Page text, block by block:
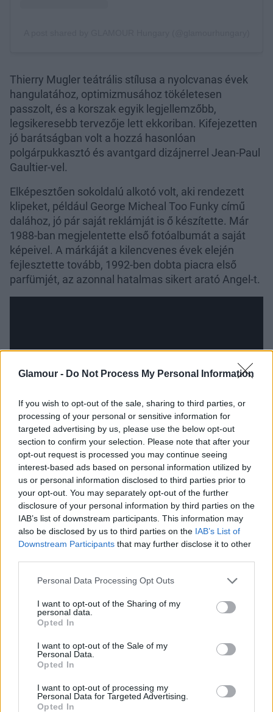
Glamour - Do Not Process My Personal Information
If you wish to opt-out of the sale, sharing to third parties, or
processing of your personal or sensitive information for
targeted advertising by us, please use the below opt-out
section to confirm your selection. Please note that after your
opt-out request is processed you may continue seeing
interest-based ads based on personal information utilized by
us or personal information disclosed to third parties prior to
your opt-out. You may separately opt-out of the further
disclosure of your personal information by third parties on the
IAB’s list of downstream participants. This information may
also be disclosed by us to third parties on the IAB’s List of
Downstream Participants that may further disclose it to other
Please note that this website/app uses one or more Google
not limited to your visit or usage behaviour. You may click to
grant or deny consent to Google and its third-party tags to
use your data for below specified purposes in below Google
consent section.
Personal Data Processing Opt Outs
I want to opt-out of the Sharing of my
personal data.
Opted In
I want to opt-out of the Sale of my
Personal Data.
Opted In
I want to opt-out of processing my
Personal Data for Targeted Advertising.
Opted In
Thierry Mugler teátrális stílusa a nyolcvanas évek
hangulatához, optimizmusához tökéletesen
passzolt, és a korszak egyik legjellemzőbb,
legsikeresebb tervezője lett ekkoriban. Kifejezetten
jó barátságban volt a hozzá hasonlóan
polgárpukkasztó és avantgard dizájnerrel Jean-Paul
Gaultier-vel.
Elképesztően sokoldalú alkotó volt, aki rendezett
klipeket, például George Micheal Too Funky című
dalához, jó pár saját reklámját is ő készítette. Már
1988-ban megjelentette első fotóalbumát a saját
képeivel. A márkáját a kilencvenes évek elején
fejlesztette tovább, 1992-ben dobta piacra első
parfümjét, az azonnal hatalmas sikert arató Angel-t.
A kilencvenes évek második felére az extravagáns
stílusa már nem reflektált olyan jól a saját korára, így
a népszerűsége csökkent. Financiális nehézségek
után 2003-ban kivonult a divatból, de továbbra is
foglalkozott a parfümfejlesztéssel, és
mindenképpen szerette volna a Thierry Mugler
Miközben a nevét viselő márka több hullámhegyen
és hullámvölgyön is átment nélküle, ha nagyon
kellett Thierry Mugler visszatért, és kreatív